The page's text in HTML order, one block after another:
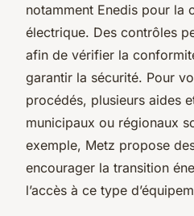
notamment Enedis pour la
électrique. Des contrôles
afin de vérifier la
garantir la sécurité. Pour
procédés, plusieurs aides
municipaux ou régionaux
exemple, Metz propose
encourager la transition
l’accès à ce type